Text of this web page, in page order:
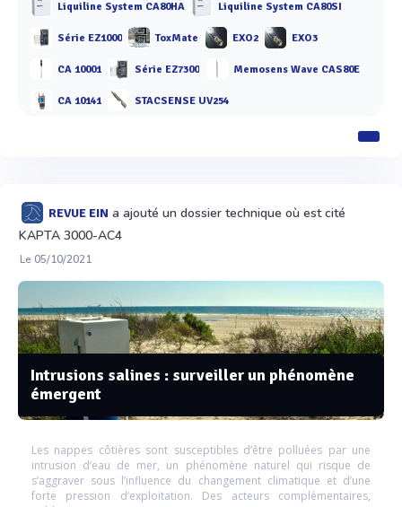
Liquiline System CA80HA Liquiline System CA80SI
Série EZ1000 ToxMate EXO2 EXO3
CA 10001 Série EZ7300 Memosens Wave CAS80E
CA 10141 STACSENSE UV254
REVUE EIN a ajouté un dossier technique où est cité
KAPTA 3000-AC4
Le 05/10/2021
Intrusions salines : surveiller un phénomène
émergent
Les nappes côtières sont susceptibles d’être polluées par une
intrusion d’eau de mer, un phénomène naturel qui risque de
s’aggraver sous l’influence du changement climatique et d’une
forte pression d’exploitation. Des acteurs complémentaires,